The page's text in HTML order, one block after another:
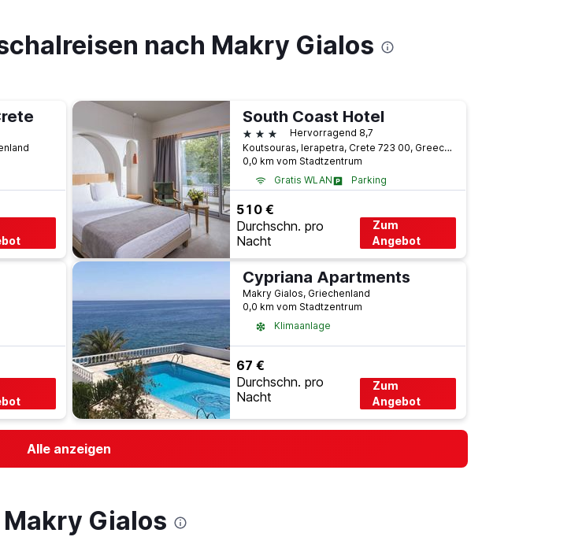
nach Makry Gialos
South Coast Hotel
3 SterneHervorragend 8,7
Koutsouras, Ierapetra, Crete 723 00, Greece, Ierapetra, Griechenland
0,0 km vom Stadtzentrum
Gratis WLAN
Parking
510 €
Durchschn. pro
Nacht
Zum
Angebot
Cypriana Apartments
Makry Gialos, Griechenland
0,0 km vom Stadtzentrum
Klimaanlage
67 €
Durchschn. pro
Nacht
Zum
Angebot
Alle anzeigen
Gialos